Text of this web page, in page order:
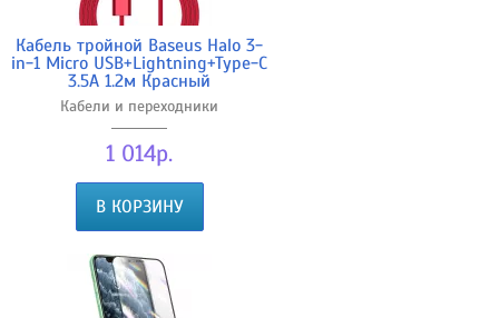
Кабель тройной Baseus Halo 3-
in-1 Micro USB+Lightning+Type-C
3.5A 1.2м Красный
Кабели и переходники
1 014р.
В КОРЗИНУ